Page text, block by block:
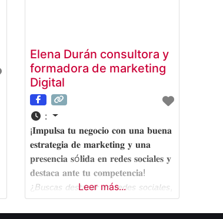
Elena Durán consultora y
formadora de marketing
Digital
:
¡𝐈𝐦𝐩𝐮𝐥𝐬𝐚 𝐭𝐮 𝐧𝐞𝐠𝐨𝐜𝐢𝐨 𝐜𝐨𝐧 𝐮𝐧𝐚 𝐛𝐮𝐞𝐧𝐚
𝐞𝐬𝐭𝐫𝐚𝐭𝐞𝐠𝐢𝐚 𝐝𝐞 𝐦𝐚𝐫𝐤𝐞𝐭𝐢𝐧𝐠 𝐲 𝐮𝐧𝐚
𝐩𝐫𝐞𝐬𝐞𝐧𝐜𝐢𝐚 𝐬ó𝐥𝐢𝐝𝐚 𝐞𝐧 𝐫𝐞𝐝𝐞𝐬 𝐬𝐨𝐜𝐢𝐚𝐥𝐞𝐬 𝐲
𝐝𝐞𝐬𝐭𝐚𝐜𝐚 𝐚𝐧𝐭𝐞 𝐭𝐮 𝐜𝐨𝐦𝐩𝐞𝐭𝐞𝐧𝐜𝐢𝐚!⁣⁣⁣⁣ ⁣⁣⁣⁣
¿𝘉𝘶𝘴𝘤𝘢𝘴 𝘥𝘦𝘴𝘵𝘢𝘤𝘢𝘳 𝘦𝘯 𝘳𝘦𝘥𝘦𝘴 𝘴𝘰𝘤𝘪𝘢𝘭𝘦𝘴,
𝘓𝘪𝘯𝘬𝘦𝘥𝘐𝘯, 𝘞𝘩𝘢𝘵𝘴𝘈𝘱𝘱 𝘔𝘢𝘳𝘬𝘦𝘵𝘪𝘯𝘨, 𝘰
𝘮𝘦𝘫𝘰𝘳𝘢𝘳 𝘵𝘶 𝘦𝘴𝘵𝘳𝘢𝘵𝘦𝘨𝘪𝘢 𝘥𝘦 𝘮𝘢𝘳𝘬𝘦𝘵𝘪𝘯𝘨
Leer más...